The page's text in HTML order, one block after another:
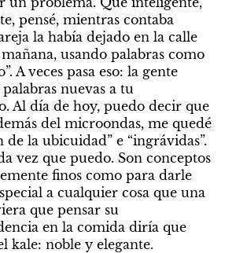
pensé, mientras contaba
la había dejado en la calle
usando palabras como
A veces pasa eso: la gente
nuevas a tu
Al día de hoy, puedo decir que
del microondas, me quedé
de la ubicuidad” e “ingrávidas”.
vez que puedo. Son conceptos
finos como para darle
a cualquier cosa que una
que pensar su
en la comida diría que
kale: noble y elegante.